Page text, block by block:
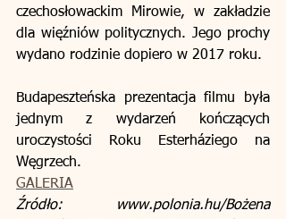
czechosłowackim Mirowie, w zakładzie
dla więźniów politycznych. Jego prochy
wydano rodzinie dopiero w 2017 roku.
Budapeszteńska prezentacja filmu była
jednym z wydarzeń kończących
uroczystości Roku Esterháziego na
Węgrzech.
GALERIA
Źródło: www.polonia.hu/Bożena